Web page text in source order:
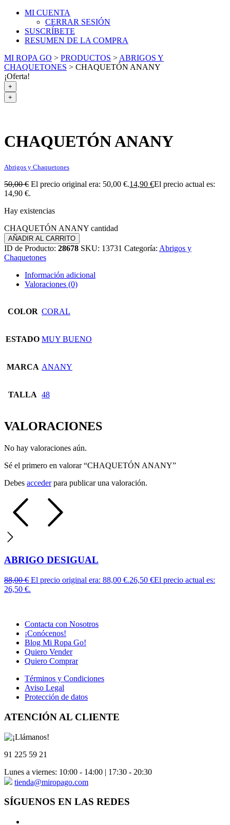
MI CUENTA
CERRAR SESIÓN
SUSCRÍBETE
RESUMEN DE LA COMPRA
MI ROPA GO > PRODUCTOS > ABRIGOS Y
CHAQUETONES > CHAQUETÓN ANANY
¡Oferta!
+
+
CHAQUETÓN ANANY
Abrigos y Chaquetones
50,00€ El precio original era: 50,00 €.14,90 €El precio actual es:
14,90 €.
Hay existencias
CHAQUETÓN ANANY cantidad
AÑADIR AL CARRITO
ID de Producto: 28678 SKU: 13731 Categoría: Abrigos y
Chaquetones
Información adicional
Valoraciones (0)
COLOR CORAL
ESTADO MUY BUENO
MARCA ANANY
TALLA 48
VALORACIONES
No hay valoraciones aún.
Sé el primero en valorar “CHAQUETÓN ANANY”
Debes accederpara publicar una valoración.
ABRIGO DESIGUAL
88,00€ El precio original era: 88,00 €.26,50 €El precio actual es:
26,50 €.
Contacta con Nosotros
¡Conócenos!
Blog Mi Ropa Go!
Quiero Vender
Quiero Comprar
Términos y Condiciones
Aviso Legal
Protección de datos
ATENCIÓN AL CLIENTE
91 225 59 21
Lunes a viernes: 10:00 - 14:00 | 17:30 - 20:30
tienda@miropago.com
SÍGUENOS EN LAS REDES